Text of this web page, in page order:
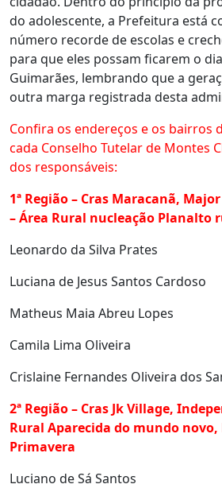
do adolescente, a Prefeitura está
número recorde de escolas e
para que eles possam ficarem o
Guimarães, lembrando que a
outra marga registrada desta
Confira os endereços e os bairros
cada Conselho Tutelar de Montes
dos responsáveis:
1ª Região – Cras Maracanã,
– Área Rural nucleação Planalto
Leonardo da Silva Prates
Luciana de Jesus Santos Cardoso
Matheus Maia Abreu Lopes
Camila Lima Oliveira
Crislaine Fernandes Oliveira dos
2ª Região – Cras Jk Village,
Rural Aparecida do mundo
Primavera
Luciano de Sá Santos